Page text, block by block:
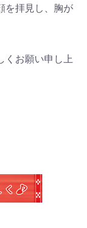
を拝見し、胸が
くお願い申し上